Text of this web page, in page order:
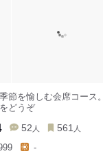
節を愉しむ会席コース
どうぞ
52 人 561 人
-